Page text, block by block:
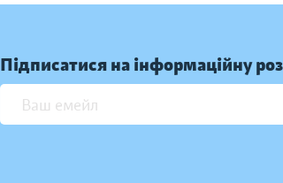
Підписатися на інформаційну